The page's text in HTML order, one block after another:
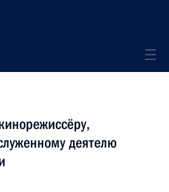
деятелю